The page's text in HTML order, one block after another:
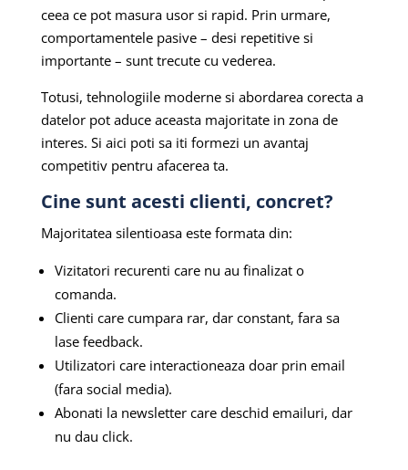
ceea ce pot masura usor si rapid. Prin urmare,
comportamentele pasive – desi repetitive si
importante – sunt trecute cu vederea.
Totusi, tehnologiile moderne si abordarea corecta a
datelor pot aduce aceasta majoritate in zona de
interes. Si aici poti sa iti formezi un avantaj
competitiv pentru afacerea ta.
Cine sunt acesti clienti, concret?
Majoritatea silentioasa este formata din:
Vizitatori recurenti care nu au finalizat o
comanda.
Clienti care cumpara rar, dar constant, fara sa
lase feedback.
Utilizatori care interactioneaza doar prin email
(fara social media).
Abonati la newsletter care deschid emailuri, dar
nu dau click.